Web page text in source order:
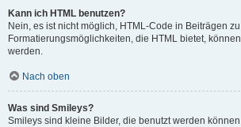
Kann ich HTML benutzen?
Nein, es ist nicht möglich, HTML-Code in Beiträgen
Formatierungsmöglichkeiten, die HTML bietet,
werden.
Nach oben
Was sind Smileys?
Smileys sind kleine Bilder, die benutzt werden